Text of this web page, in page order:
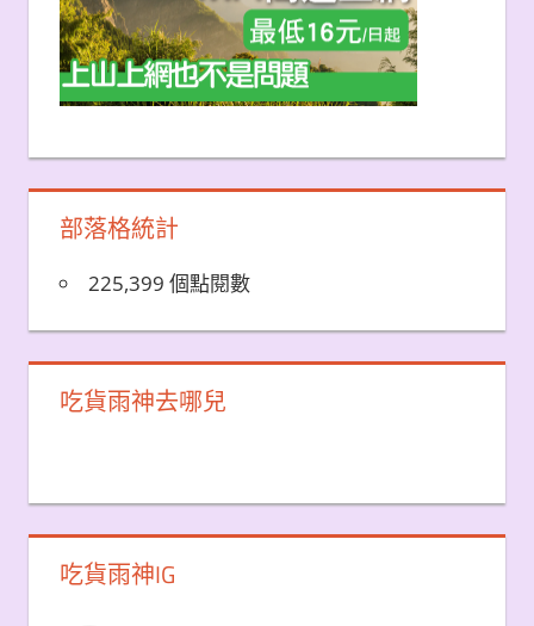
部落格統計
225,399 個點閱數
吃貨雨神去哪兒
吃貨雨神IG